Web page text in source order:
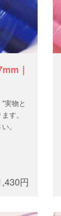
｜
実物と
す。
。
円